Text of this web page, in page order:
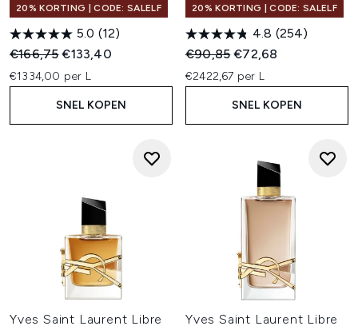
20% KORTING | CODE: SALELF
5.0 (12)
Recommended Retail Price:
€166,75Huidige prijs:
€133,40
€1334,00 per L
SNEL KOPEN
20% KORTING | CODE: SALELF
4.8 (254)
Recommended Retail Price:
€90,85Huidige prijs:
€72,68
€2422,67 per L
SNEL KOPEN
Yves Saint Laurent Libre
Yves Saint Laurent Libre